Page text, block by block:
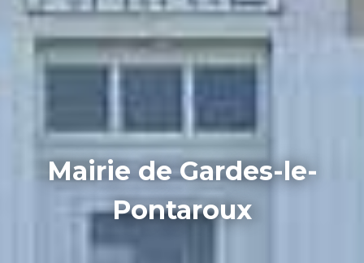
Mairie de Gardes-le-
Pontaroux